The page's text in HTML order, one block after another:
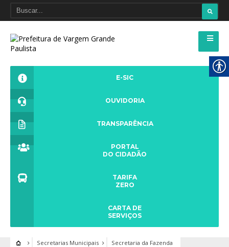
E-SIC
OUVIDORIA
TRANSPARÊNCIA
PORTAL
DO CIDADÃO
TARIFA
ZERO
CARTA DE
SERVIÇOS
Secretarias Municipais Secretaria da Fazenda